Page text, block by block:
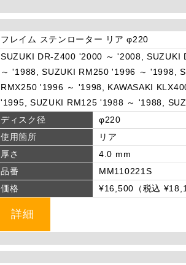
フレイム ステンローター リア φ220
SUZUKI DR-Z400 '2000 ～ '2008,
～ '1988, SUZUKI RM250 '1996 ～ '1998,
RMX250 '1996 ～ '1998, KAWASAKI
'1995, SUZUKI RM125 '1988 ～ '1988,
ディスク径
φ220
使用箇所
リア
厚さ
4.0 mm
品番
MM110221S
価格
¥16,500（税込
詳細